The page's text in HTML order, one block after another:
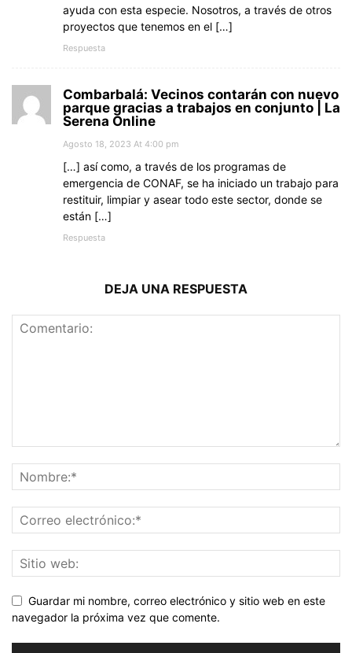
ayuda con esta especie. Nosotros, a través de otros
proyectos que tenemos en el […]
Respuesta
Combarbalá: Vecinos contarán con nuevo
parque gracias a trabajos en conjunto | La
Serena Online
Agosto 18, 2023 At 4:00 pm
[…] así como, a través de los programas de
emergencia de CONAF, se ha iniciado un trabajo para
restituir, limpiar y asear todo este sector, donde se
están […]
Respuesta
DEJA UNA RESPUESTA
Guardar mi nombre, correo electrónico y sitio web en este
navegador la próxima vez que comente.